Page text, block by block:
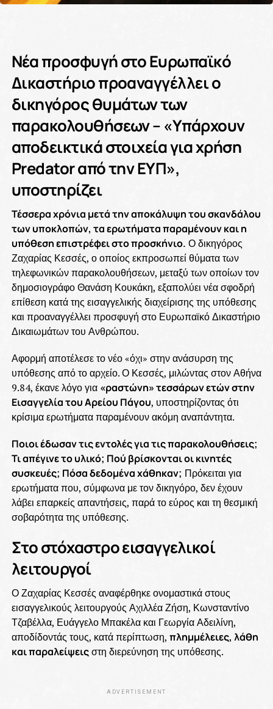
Νέα προσφυγή στο Ευρωπαϊκό
Δικαστήριο προαναγγέλλει ο
δικηγόρος θυμάτων των
παρακολουθήσεων – «Υπάρχουν
αποδεικτικά στοιχεία για χρήση
Predator από την ΕΥΠ»,
υποστηρίζει
Τέσσερα χρόνια μετά την αποκάλυψη του σκανδάλου
των υποκλοπών, τα ερωτήματα παραμένουν και η
υπόθεση επιστρέφει στο προσκήνιο. Ο δικηγόρος
Ζαχαρίας Κεσσές, ο οποίος εκπροσωπεί θύματα των
τηλεφωνικών παρακολουθήσεων, μεταξύ των οποίων τον
δημοσιογράφο Θανάση Κουκάκη, εξαπολύει νέα σφοδρή
επίθεση κατά της εισαγγελικής διαχείρισης της υπόθεσης
και προαναγγέλλει προσφυγή στο Ευρωπαϊκό Δικαστήριο
Δικαιωμάτων του Ανθρώπου.
Αφορμή αποτέλεσε το νέο «όχι» στην ανάσυρση της
υπόθεσης από το αρχείο. Ο Κεσσές, μιλώντας στον Αθήνα
9.84, έκανε λόγο για «ραστώνη» τεσσάρων ετών στην
Εισαγγελία του Αρείου Πάγου, υποστηρίζοντας ότι
κρίσιμα ερωτήματα παραμένουν ακόμη αναπάντητα.
Ποιοι έδωσαν τις εντολές για τις παρακολουθήσεις;
Τι απέγινε το υλικό; Πού βρίσκονται οι κινητές
συσκευές; Πόσα δεδομένα χάθηκαν; Πρόκειται για
ερωτήματα που, σύμφωνα με τον δικηγόρο, δεν έχουν
λάβει επαρκείς απαντήσεις, παρά το εύρος και τη θεσμική
σοβαρότητα της υπόθεσης.
Στο στόχαστρο εισαγγελικοί
λειτουργοί
Ο Ζαχαρίας Κεσσές αναφέρθηκε ονομαστικά στους
εισαγγελικούς λειτουργούς Αχιλλέα Ζήση, Κωνσταντίνο
Τζαβέλλα, Ευάγγελο Μπακέλα και Γεωργία Αδειλίνη,
αποδίδοντάς τους, κατά περίπτωση, πλημμέλειες, λάθη
και παραλείψειςστη διερεύνηση της υπόθεσης.
ADVERTISEMENT